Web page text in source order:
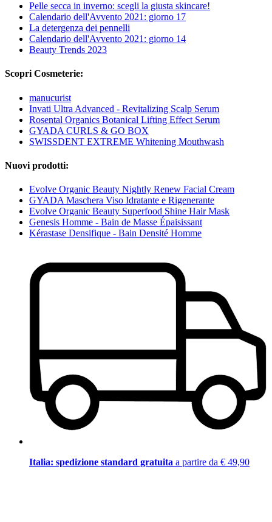
Pelle secca in inverno: scegli la giusta skincare!
Calendario dell'Avvento 2021: giorno 17
La detergenza dei pennelli
Calendario dell'Avvento 2021: giorno 14
Beauty Trends 2023
Scopri Cosmeterie:
manucurist
Invati Ultra Advanced - Revitalizing Scalp Serum
Rosental Organics Botanical Lifting Effect Serum
GYADA CURLS & GO BOX
SWISSDENT EXTREME Whitening Mouthwash
Nuovi prodotti:
Evolve Organic Beauty Nightly Renew Facial Cream
GYADA Maschera Viso Idratante e Rigenerante
Evolve Organic Beauty Superfood Shine Hair Mask
Genesis Homme - Bain de Masse Épaisissant
Kérastase Densifique - Bain Densité Homme
Italia: spedizione standard gratuita a partire da € 49,90